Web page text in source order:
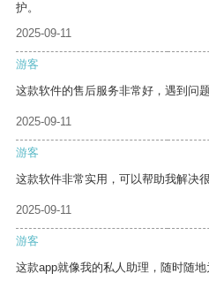
护。
2025-09-11
游客
这款软件的售后服务非常好，遇到问
2025-09-11
游客
这款软件非常实用，可以帮助我解决很
2025-09-11
游客
这款app就像我的私人助理，随时随地